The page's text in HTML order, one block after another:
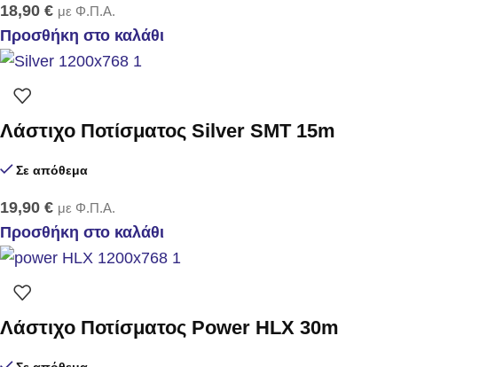
18,90 € με Φ.Π.Α.
Προσθήκη στο καλάθι
Λάστιχο Ποτίσματος Silver SMT 15m
Σε απόθεμα
19,90 € με Φ.Π.Α.
Προσθήκη στο καλάθι
Λάστιχο Ποτίσματος Power HLX 30m